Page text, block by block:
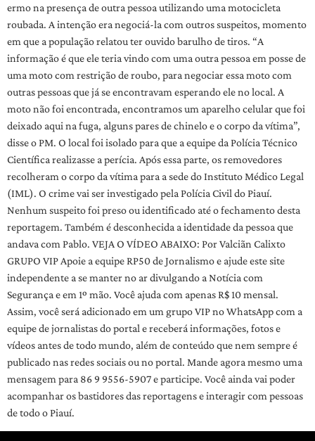
ermo na presença de outra pessoa utilizando uma motocicleta
roubada. A intenção era negociá-la com outros suspeitos, momento
em que a população relatou ter ouvido barulho de tiros. “A
informação é que ele teria vindo com uma outra pessoa em posse de
uma moto com restrição de roubo, para negociar essa moto com
outras pessoas que já se encontravam esperando ele no local. A
moto não foi encontrada, encontramos um aparelho celular que foi
deixado aqui na fuga, alguns pares de chinelo e o corpo da vítima”,
disse o PM. O local foi isolado para que a equipe da Polícia Técnico
Científica realizasse a perícia. Após essa parte, os removedores
recolheram o corpo da vítima para a sede do Instituto Médico Legal
(IML). O crime vai ser investigado pela Polícia Civil do Piauí.
Nenhum suspeito foi preso ou identificado até o fechamento desta
reportagem. Também é desconhecida a identidade da pessoa que
andava com Pablo. VEJA O VÍDEO ABAIXO: Por Valciãn Calixto
GRUPO VIP Apoie a equipe RP50 de Jornalismo e ajude este site
independente a se manter no ar divulgando a Notícia com
Segurança e em 1º mão. Você ajuda com apenas R$ 10 mensal.
Assim, você será adicionado em um grupo VIP no WhatsApp com a
equipe de jornalistas do portal e receberá informações, fotos e
vídeos antes de todo mundo, além de conteúdo que nem sempre é
publicado nas redes sociais ou no portal. Mande agora mesmo uma
mensagem para 86 9 9556-5907 e participe. Você ainda vai poder
acompanhar os bastidores das reportagens e interagir com pessoas
de todo o Piauí.